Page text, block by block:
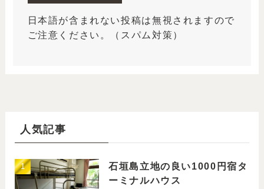
日本語が含まれない投稿は無視されますので
ご注意ください。（スパム対策）
人気記事
石垣島立地の良い1000円宿タ
ーミナルハウス